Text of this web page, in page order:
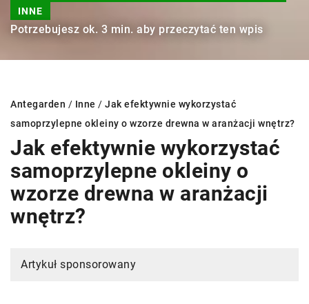
INNE
Potrzebujesz ok. 3 min. aby przeczytać ten wpis
Antegarden / Inne / Jak efektywnie wykorzystać
samoprzylepne okleiny o wzorze drewna w aranżacji wnętrz?
Jak efektywnie wykorzystać
samoprzylepne okleiny o
wzorze drewna w aranżacji
wnętrz?
Artykuł sponsorowany